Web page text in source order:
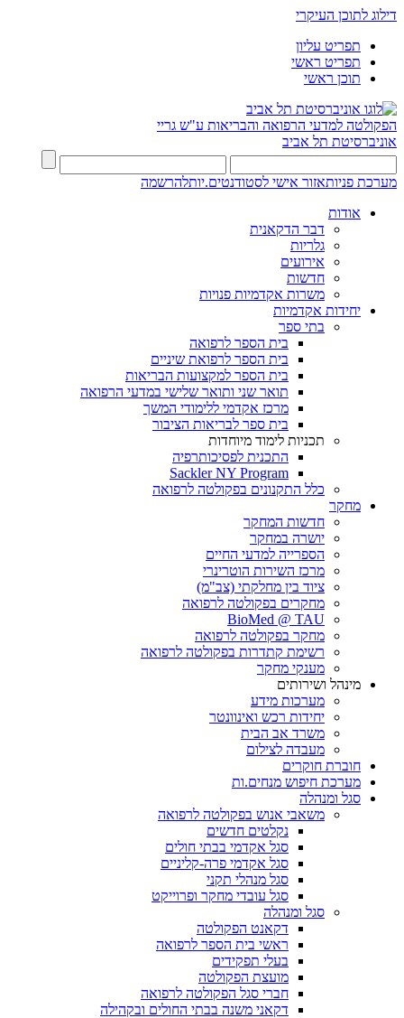
דילוג לתוכן העיקרי
תפריט עליון
תפריט ראשי
תוכן ראשי
הפקולטה למדעי הרפואה והבריאות ע"ש גריי
אוניברסיטת תל אביב
מערכת פניותאזור אישי לסטודנטים.יותלהרשמה
אודות
דבר הדקאנית
גלריות
אירועים
חדשות
משרות אקדמיות פנויות
יחידות אקדמיות
בתי ספר
בית הספר לרפואה
בית הספר לרפואת שיניים
בית הספר למקצועות הבריאות
תואר שני ותואר שלישי במדעי הרפואה
מרכז אקדמי ללימודי המשך
בית ספר לבריאות הציבור
תכניות לימוד מיוחדות
התכנית לפסיכותרפיה
Sackler NY Program
כלל התקנונים בפקולטה לרפואה
מחקר
חדשות המחקר
יושרה במחקר
הספרייה למדעי החיים
מרכז השירות הוטרינרי
ציוד בין מחלקתי (צב"מ)
מחקרים בפקולטה לרפואה
BioMed @ TAU
מחקר בפקולטה לרפואה
רשימת קתדרות בפקולטה לרפואה
מענקי מחקר
מינהל ושירותים
מערכות מידע
יחידות רכש ואינוונטר
משרד אב הבית
מעבדה לצילום
חוברת חוקרים
מערכת חיפוש מנחים.ות
סגל ומנהלה
משאבי אנוש בפקולטה לרפואה
נקלטים חדשים
סגל אקדמי בבתי חולים
סגל אקדמי פרה-קליניים
סגל מנהלי תקני
סגל עובדי מחקר ופרוייקט
סגל ומנהלה
דקאנט הפקולטה
ראשי בית הספר לרפואה
בעלי תפקידים
מועצת הפקולטה
חברי סגל הפקולטה לרפואה
דקאני משנה בבתי החולים ובקהילה